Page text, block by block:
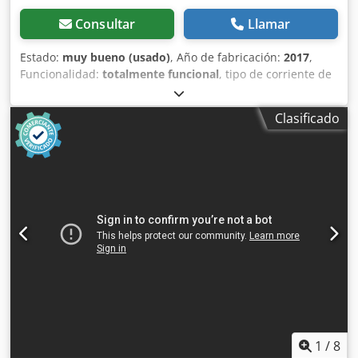
1210x560x1020Consultar Llamar
Estado: muy bueno (usado), Año de fabricación: 2017,
Funcionalidad: totalmente funcional, tipo de corriente de
, tensión de entrada:
dos unidades de impresión flexográfica, extraídas de una
máquina Autobox 2600+2x FelexoPrint+Multicut. La
máquina tiene una anchura de trabajo de 2600 mm y es
del año 2017. Las unidades de impresión están
Clasificado
1 /8